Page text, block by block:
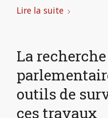
Lire la suite
La
outils de
ces travaux